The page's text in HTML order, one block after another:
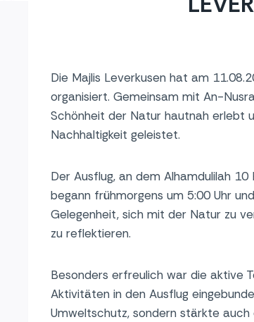
Die Majlis Leverkusen hat am
organisiert. Gemeinsam mit An-
Schönheit der Natur hautnah erlebt
Nachhaltigkeit geleistet.
Der Ausflug, an dem Alhamdulilah
begann frühmorgens um 5:00 Uhr
Gelegenheit, sich mit der Natur zu
zu reflektieren.
Besonders erfreulich war die aktive
Aktivitäten in den Ausflug
Umweltschutz, sondern stärkte